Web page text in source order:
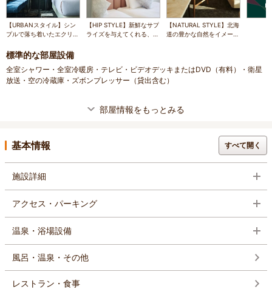
【URBANスタイル】シン
プルで落ち着いたエクリュ
色調でコーディネイトしま
した。
【HIP STYLE】新鮮なサプ
ライズを与えてくれる、フ
【NATURAL STYLE】北海
道の豊かな自然をイメージ
標準的な部屋設備
全室シャワー・全室冷暖房・テレビ・ビデオデッキまたはDVD（有料）・衛星
放送・空の冷蔵庫・ズボンプレッサー（貸出含む）
部屋情報をもっとみる
基本情報 すべて開く
施設詳細
アクセス・パーキング
温泉・浴場設備
風呂・温泉・その他
レストラン・食事